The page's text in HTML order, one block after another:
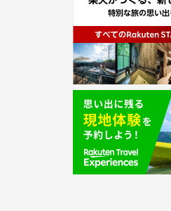
.
P
r
e
s
s
t
a
t
e
.
P
r
e